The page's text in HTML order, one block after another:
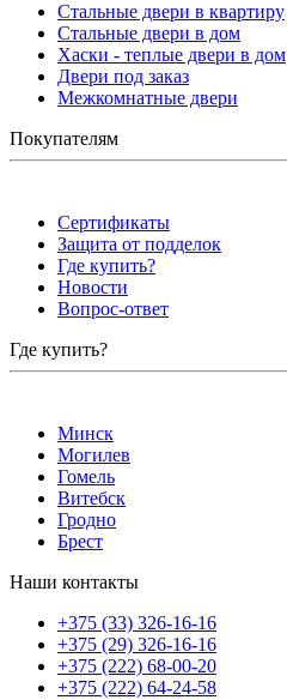
Стальные двери в квартиру
Стальные двери в дом
Хаски - теплые двери в дом
Двери под заказ
Межкомнатные двери
Покупателям
Сертификаты
Защита от подделок
Где купить?
Новости
Вопрос-ответ
Где купить?
Минск
Могилев
Гомель
Витебск
Гродно
Брест
Наши контакты
+375 (33) 326-16-16
+375 (29) 326-16-16
+375 (222) 68-00-20
+375 (222) 64-24-58